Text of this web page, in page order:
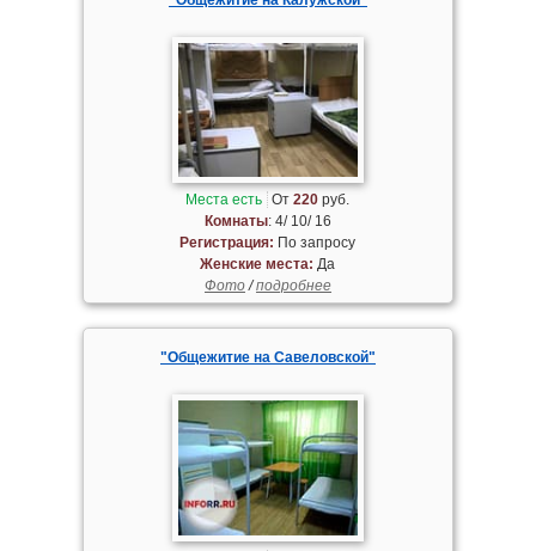
Места есть От220 руб.
Комнаты: 4/ 10/ 16
Регистрация: По запросу
Женские места: Да
Фото/подробнее
"Общежитие на Савеловской"